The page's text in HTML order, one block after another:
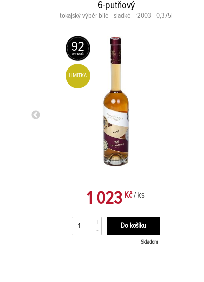
6-putňový
tokajský výběr bílé - sladké - r2003 - 0,375l
92
LIMITKA
1 023 Kč/ ks
+
-
Skladem